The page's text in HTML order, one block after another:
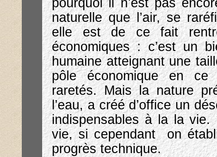
pourquoi il n’est pas
naturelle que l’air, se
elle est de ce fait
économiques : c’est un
humaine atteignant une
pôle économique en ce
raretés. Mais la nature
l’eau, a créé d’office un
indispensables à la la
vie, si cependant on
progrès technique.